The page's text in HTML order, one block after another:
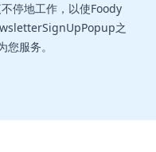
停地工作，以使Foody
之
服务。